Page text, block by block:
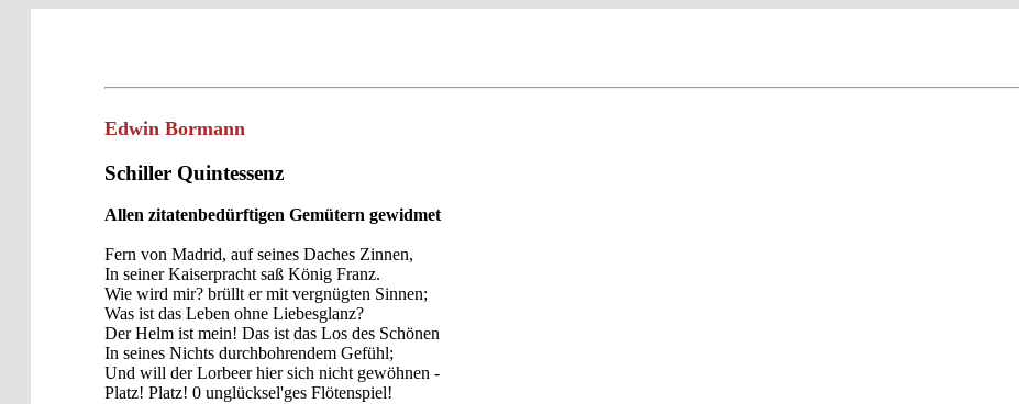
Edwin Bormann
Schiller Quintessenz
Allen zitatenbedürftigen Gemütern gewidmet
Fern von Madrid, auf seines Daches Zinnen,
In seiner Kaiserpracht saß König Franz.
Wie wird mir? brüllt er mit vergnügten Sinnen;
Was ist das Leben ohne Liebesglanz?
Der Helm ist mein! Das ist das Los des Schönen
In seines Nichts durchbohrendem Gefühl;
Und will der Lorbeer hier sich nicht gewöhnen -
Platz! Platz! 0 unglücksel'ges Flötenspiel!